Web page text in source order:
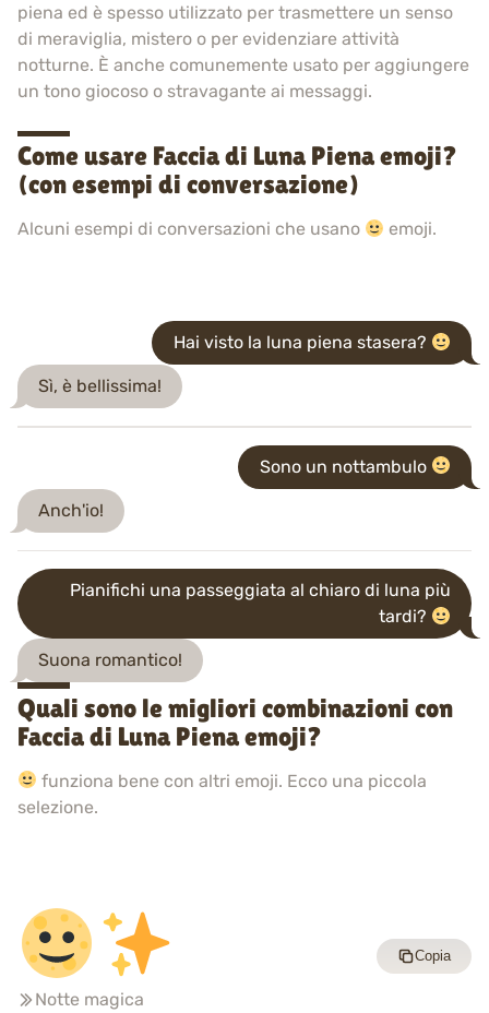
piena ed è spesso utilizzato per trasmettere un senso
di meraviglia, mistero o per evidenziare attività
notturne. È anche comunemente usato per aggiungere
un tono giocoso o stravagante ai messaggi.
Come usare Faccia di Luna Piena emoji?
(con esempi di conversazione)
Alcuni esempi di conversazioni che usano emoji.
Hai visto la luna piena stasera?
Sì, è bellissima!
Sono un nottambulo
Anch'io!
Pianifichi una passeggiata al chiaro di luna più
tardi?
Suona romantico!
Quali sono le migliori combinazioni con
Faccia di Luna Piena emoji?
funziona bene con altri emoji. Ecco una piccola
selezione.
Notte magica
Copia